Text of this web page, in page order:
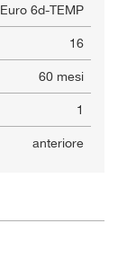
Euro 6d-TEMP
16
60 mesi
1
anteriore